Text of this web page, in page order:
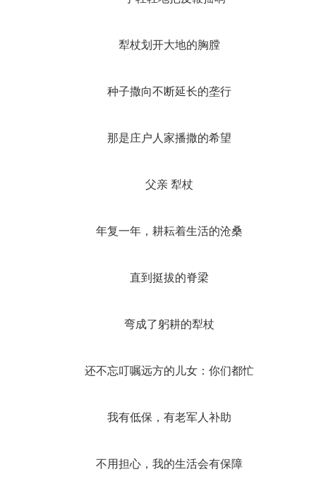
犁杖划开大地的胸膛
种子撒向不断延长的垄行
那是庄户人家播撒的希望
父亲 犁杖
年复一年，耕耘着生活的沧桑
直到挺拔的脊梁
弯成了躬耕的犁杖
还不忘叮嘱远方的儿女：你们都忙
我有低保，有老军人补助
不用担心，我的生活会有保障